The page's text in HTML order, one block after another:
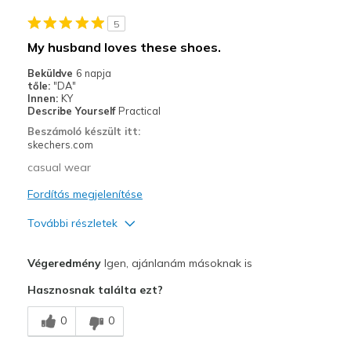
Casual Wear
Width
Sizing
Feels true to size
View On Shoes
Shoes are for Wearing
5
My husband loves these shoes.
Beküldve 6 napja
tőle: "DA"
Innen: KY
Describe Yourself Practical
Beszámoló készült itt:
skechers.com
casual wear
Fordítás megjelenítése
További részletek
Breathe Well
Comfortable
VégeredményIgen, ajánlanám másoknak is
Hasznosnak találta ezt?
0 0